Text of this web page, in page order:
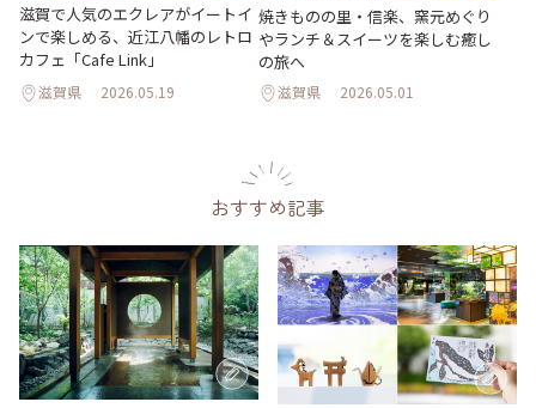
滋賀で人気のエクレアがイートイ
ンで楽しめる、近江八幡のレトロ
カフェ「Cafe Link」
滋賀県 2026.05.19
焼きものの里・信楽、窯元めぐり
やランチ＆スイーツを楽しむ癒し
の旅へ
滋賀県 2026.05.01
おすすめ記事